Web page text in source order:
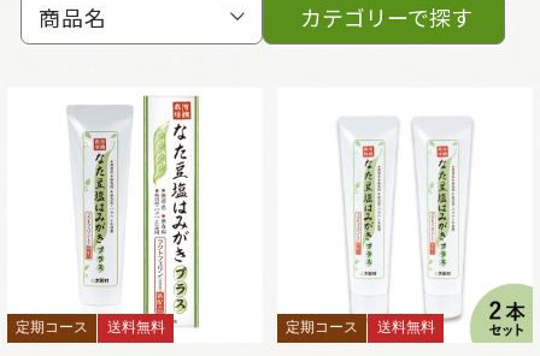
商品名
カテゴリーで探す
定期コース 送料無料 定期コース 送料無料